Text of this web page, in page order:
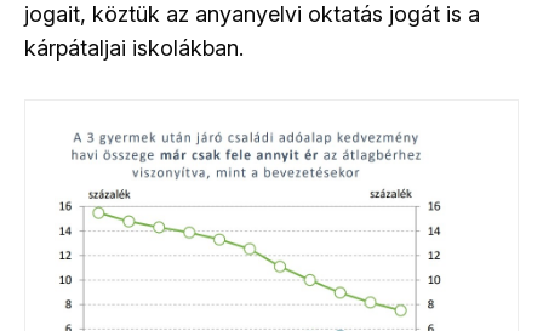
jogait, köztük az anyanyelvi oktatás jogát is a
kárpátaljai iskolákban.